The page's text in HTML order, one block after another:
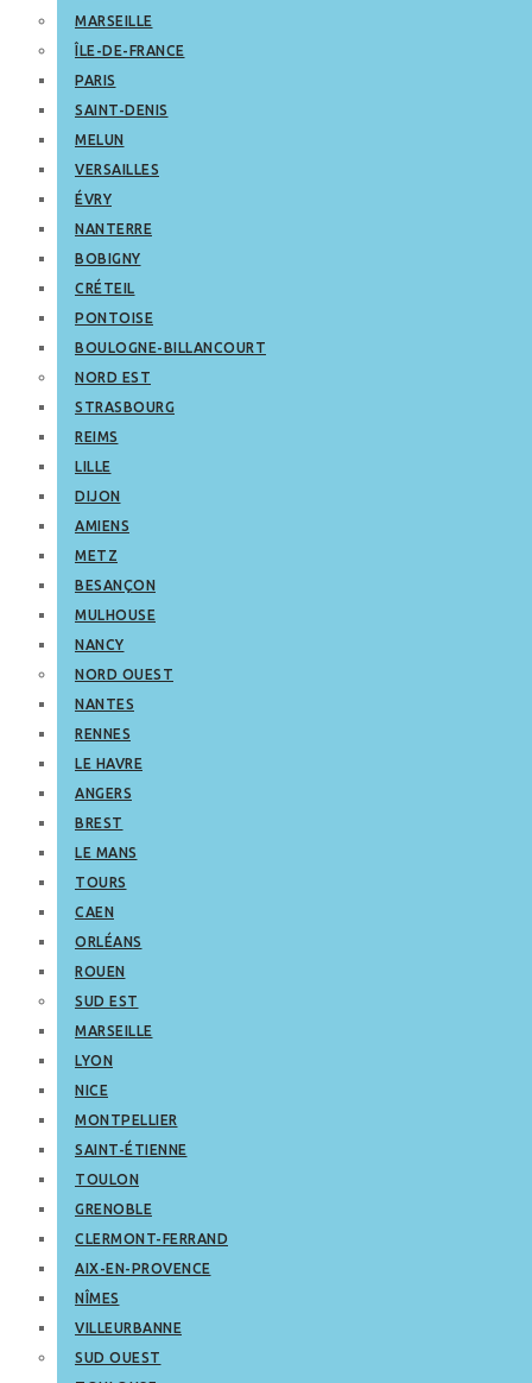
MARSEILLE
ÎLE-DE-FRANCE
PARIS
SAINT-DENIS
MELUN
VERSAILLES
ÉVRY
NANTERRE
BOBIGNY
CRÉTEIL
PONTOISE
BOULOGNE-BILLANCOURT
NORD EST
STRASBOURG
REIMS
LILLE
DIJON
AMIENS
METZ
BESANÇON
MULHOUSE
NANCY
NORD OUEST
NANTES
RENNES
LE HAVRE
ANGERS
BREST
LE MANS
TOURS
CAEN
ORLÉANS
ROUEN
SUD EST
MARSEILLE
LYON
NICE
MONTPELLIER
SAINT-ÉTIENNE
TOULON
GRENOBLE
CLERMONT-FERRAND
AIX-EN-PROVENCE
NÎMES
VILLEURBANNE
SUD OUEST